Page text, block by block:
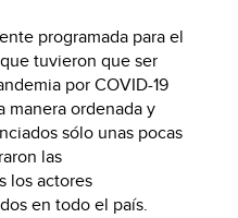
programada para el
tuvieron que ser
por COVID-19
manera ordenada y
sólo unas pocas
las
los actores
en todo el país.